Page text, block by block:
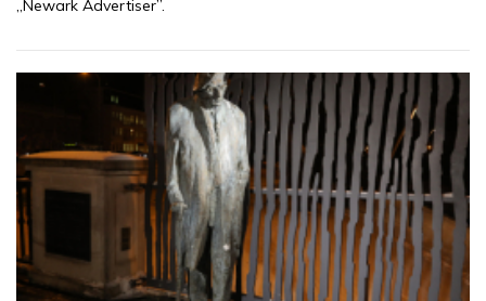
„Newark Advertiser”.